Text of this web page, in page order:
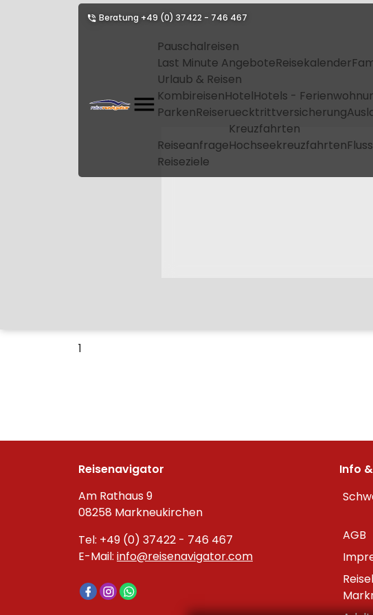
Beratung +49 (0) 37422 - 746 467
Pauschalreisen
Last Minute AngeboteReisekalender
Urlaub & Reisen
KombireisenHotelHotels -
ParkenReiseruecktrittversicherung
Reiseanfrage
Kreuzfahrten
Hochseekreuzfahrten
Reiseziele
1
Reisenavigator
Am Rathaus 9
08258 Markneukirchen
Tel: +49 (0) 37422 - 746 467
E-Mail: info@reisenavigator.com
Info
AGB